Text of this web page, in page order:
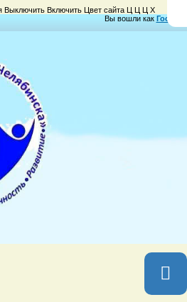
Выключить Включить Цвет сайта Ц Ц Ц Х
Вы вошли как Гость